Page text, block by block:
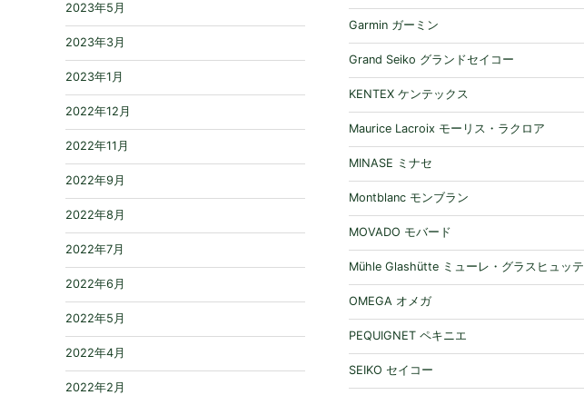
2023年5月
2023年3月
2023年1月
2022年12月
2022年11月
2022年9月
2022年8月
2022年7月
2022年6月
2022年5月
2022年4月
2022年2月
Garmin ガーミン
Grand Seiko グランドセイコー
KENTEX ケンテックス
Maurice Lacroix モーリス・ラクロア
MINASE ミナセ
Montblanc モンブラン
MOVADO モバード
Mühle Glashütte ミューレ・グラスヒュッテ
OMEGA オメガ
PEQUIGNET ペキニエ
SEIKO セイコー